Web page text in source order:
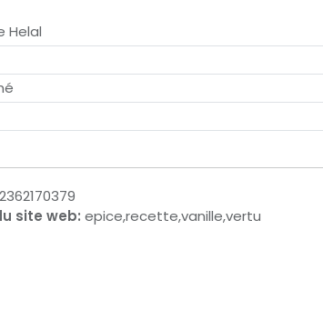
Helal
site web: epice,recette,vanille,vertu